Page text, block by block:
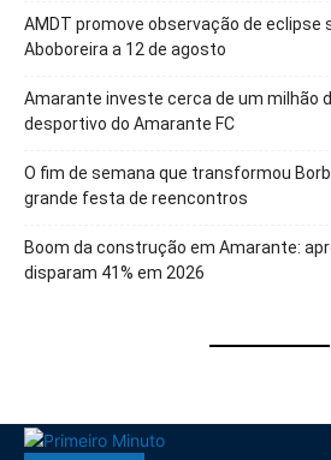
AMDT promove observação de eclipse
Aboboreira a 12 de agosto
Amarante investe cerca de um milhão
desportivo do Amarante FC
O fim de semana que transformou
grande festa de reencontros
Boom da construção em Amarante:
disparam 41% em 2026